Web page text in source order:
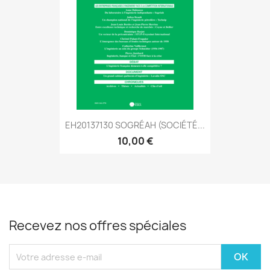
EH20137130 SOGRÉAH (SOCIÉTÉ...
10,00 €
Recevez nos offres spéciales